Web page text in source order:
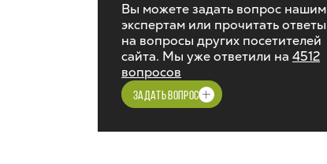
Вы можете задать вопрос нашим
экспертам или прочитать ответы
на вопросы других посетителей
сайта. Мы уже ответили на 4512
вопросов
ЗАДАТЬ ВОПРОС